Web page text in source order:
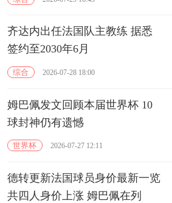
齐达内出任法国队主教练 据悉
签约至2030年6月
综合 2026-07-28 18:00
姆巴佩发文回顾本届世界杯 10
球封神仍有遗憾
世界杯 2026-07-27 12:11
德转更新法国球员身价最新一览
共四人身价上涨 姆巴佩在列